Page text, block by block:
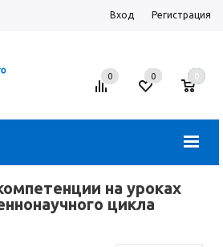
Вход Регистрация
0 0 0
на уроках
цикла